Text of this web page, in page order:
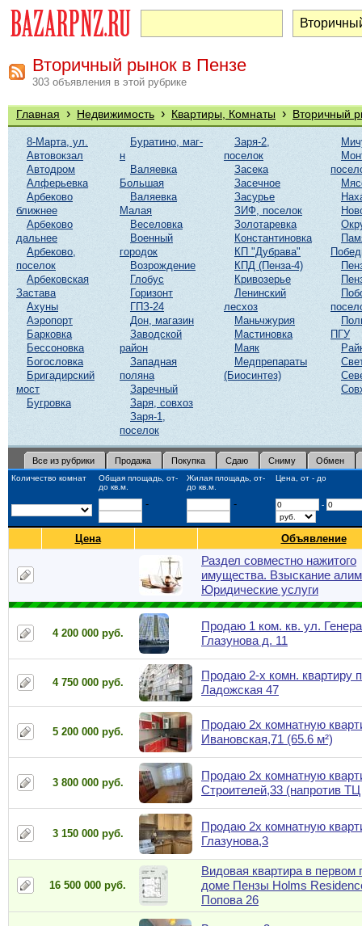
Вторичный рынок в Пензе
303 объявления в этой рубрике
Главная › Недвижимость › Квартиры, Комнаты › Вторичный
8-Марта, ул.
Автовокзал
Автодром
Алферьевка
Арбеково
ближнее
Арбеково
дальнее
Арбеково,
поселок
Арбековская
Застава
Ахуны
Аэропорт
Барковка
Бессоновка
Богословка
Бригадирский
мост
Бугровка
Буратино, маг-
н
Валяевка
Большая
Валяевка
Малая
Веселовка
Военный
городок
Возрождение
Глобус
Горизонт
ГПЗ-24
Дон, магазин
Заводской
район
Западная
поляна
Заречный
Заря, совхоз
Заря-1,
поселок
Заря-2,
поселок
Засека
Засечное
Засурье
ЗИФ, поселок
Золотаревка
Константиновка
КП "Дубрава"
КПД (Пенза-4)
Кривозерье
Ленинский
лесхоз
Маньчжурия
Мастиновка
Маяк
Медпрепараты
(Биосинтез)
ПГУ
Все из рубрики Продажа Покупка Сдаю Сниму Обмен
Количество комнат
Общая площадь, от-
до кв.м.
Жилая площадь, от-
до кв.м.
Цена, от - до
- - -
Цена Объявление
Раздел совместно нажитого
имущества. Взыскание
Юридические услуги
4 200 000 руб.
Продаю 1 ком. кв. ул.
Глазунова д. 11
4 750 000 руб.
Продаю 2-х комн. квартиру
Ладожская 47
5 200 000 руб.
Продаю 2х комнатную
Ивановская,71 (65.6 м²)
3 800 000 руб.
Продаю 2х комнатную
Строителей,33 (напротив
3 150 000 руб.
Продаю 2х комнатную
Глазунова,3
16 500 000 руб.
Видовая квартира в первом
доме Пензы Holms
Попова 26